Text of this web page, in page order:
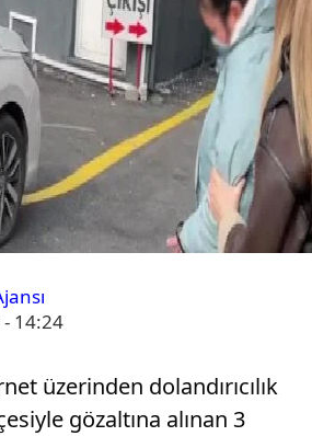
14:24
üzerinden dolandırıcılık
gözaltına alınan 3